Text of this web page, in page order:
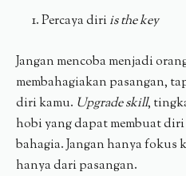
Percaya diriis the key
Jangan mencoba menjadi
membahagiakan pasangan,
diri kamu. Upgrade skill,
hobi yang dapat membuat
bahagia. Jangan hanya fokus
hanya dari pasangan.